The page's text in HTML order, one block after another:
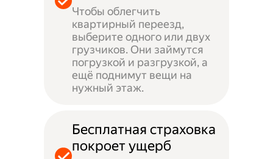
Чтобы облегчить
квартирный переезд,
выберите одного или двух
грузчиков. Они займутся
погрузкой и разгрузкой, а
ещё поднимут вещи на
нужный этаж.
Бесплатная страховка
покроет ущерб